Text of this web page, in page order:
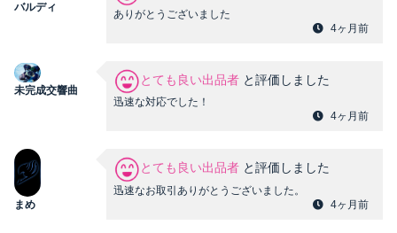
バルディ
ありがとうございました
4ヶ月前
未完成交響曲
とても良い出品者 と評価しました
迅速な対応でした！
4ヶ月前
まめ
とても良い出品者 と評価しました
迅速なお取引ありがとうございました。
4ヶ月前